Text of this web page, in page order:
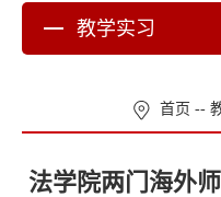
教学实习
首页 --
法学院两门海外